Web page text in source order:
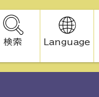
検索 Language